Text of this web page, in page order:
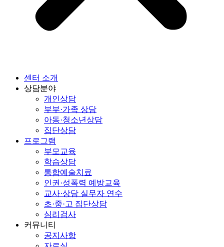
센터 소개
상담분야
개인상담
부부·가족 상담
아동·청소년상담
집단상담
프로그램
부모교육
학습상담
통합예술치료
인권·성폭력 예방교육
교사·상담 실무자 연수
초·중·고 집단상담
심리검사
커뮤니티
공지사항